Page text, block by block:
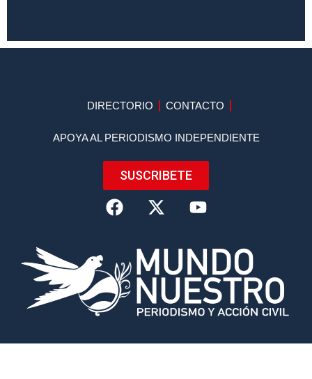
DIRECTORIO CONTACTO
APOYA AL PERIODISMO INDEPENDIENTE
SUSCRIBETE